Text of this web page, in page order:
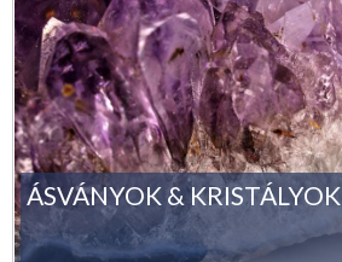
ÁSVÁNYOK & KRISTÁLYOK